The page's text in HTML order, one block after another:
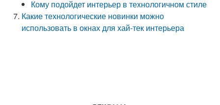
Кому подойдет интерьер в технологичном стиле
Какие технологические новинки можно
использовать в окнах для хай-тек интерьера